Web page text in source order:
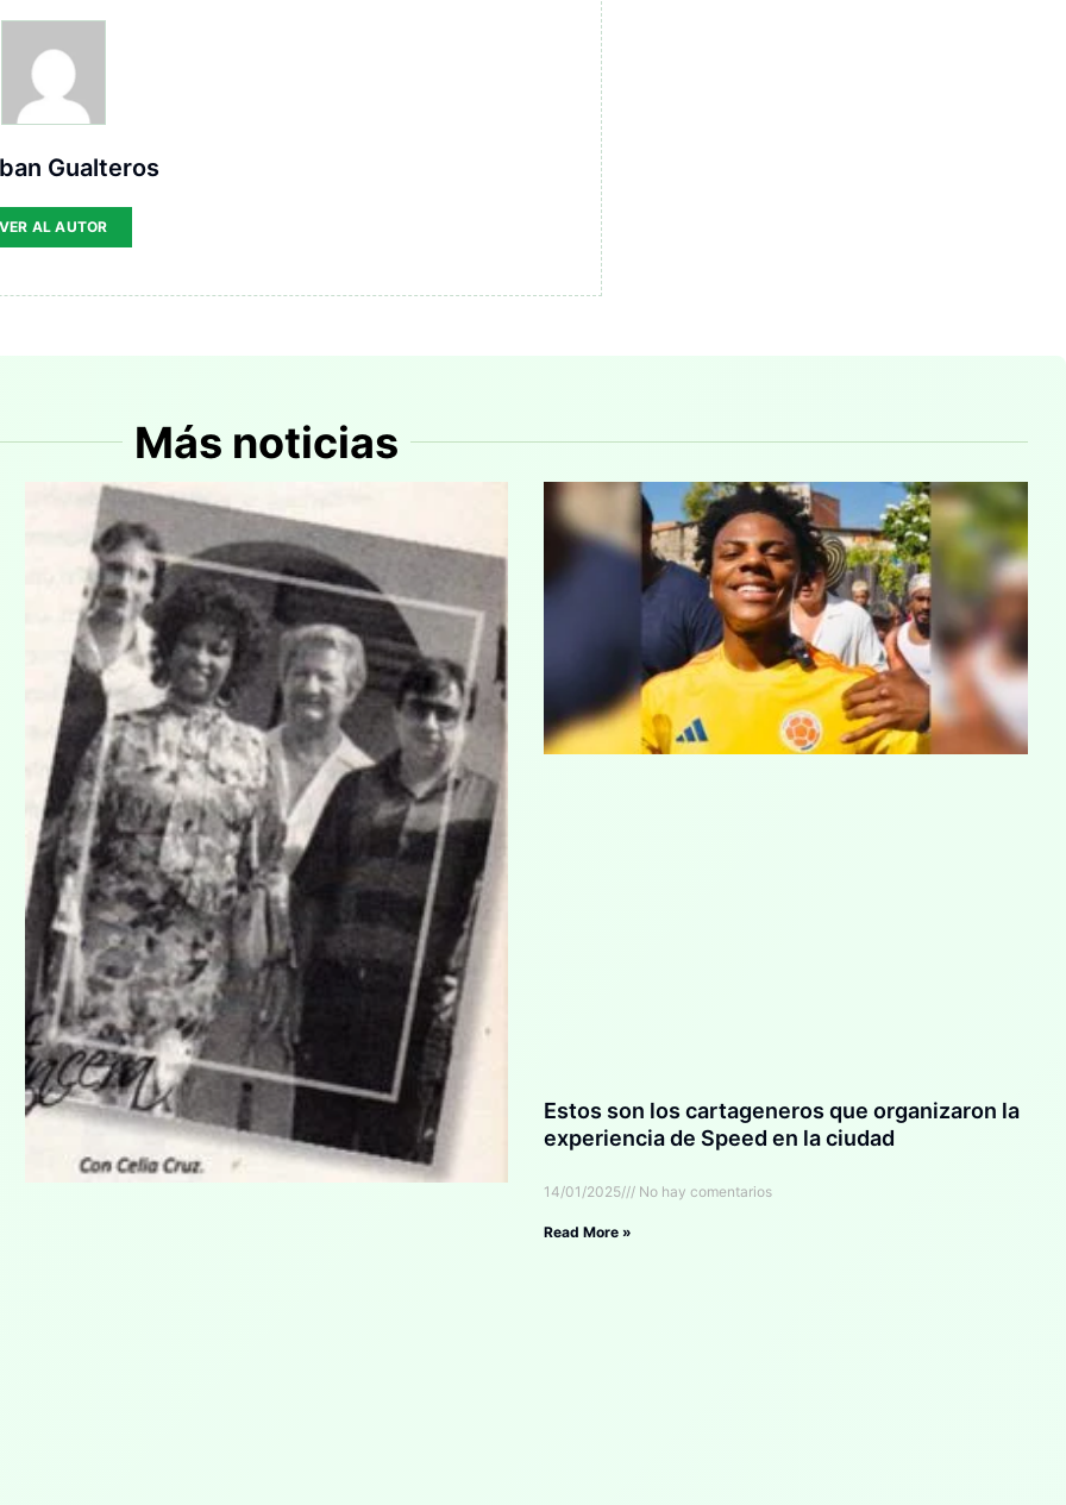
Gualteros
VER AL AUTOR
Más noticias
Estos son los cartageneros que organizaron la
experiencia de Speed en la ciudad
14/01/2025 No hay comentarios
Read More »